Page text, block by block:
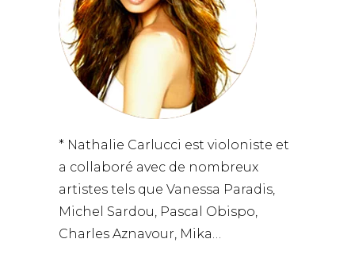
* Nathalie Carlucci est violoniste et
a collaboré avec de nombreux
artistes tels que Vanessa Paradis,
Michel Sardou, Pascal Obispo,
Charles Aznavour, Mika…